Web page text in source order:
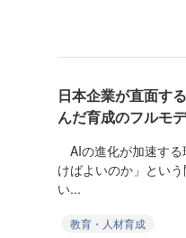
日本企業が直面す
んだ育成のフルモ
AIの進化が加速する
けばよいのか」とい
い...
教育・人材育成